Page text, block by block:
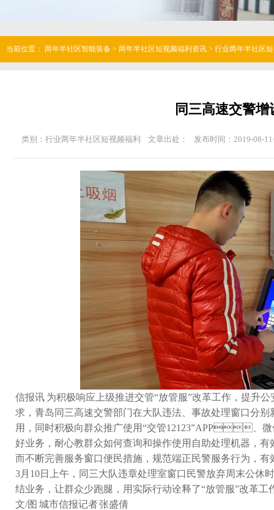
当前位置： 两年半社区智能装备 > 两年半社区短视频福利资讯 > 行业两年半社区
同三高速交警
类别：行业两年半社区短视频福利 文章出处： 发布时间：2019-08-
信报讯 为积极响应上级推进交管“放管服”改革工作，提升
求，青岛同三高速交警部门在大队违法、事故处理窗口分
用，同时积极向群众推广使用“交管12123”APP、
好业务，耐心教群众如何查询和操作使用自助处理机器，有
而不断完善服务窗口便民措施，规范端正民警服务行为
3月10日上午，同三大队违章处理室窗口民警放弃周末公休
结业务，让群众少跑腿，用实际行动诠释了“放管服”改革工作
文/图 城市信报记者 张盛倩